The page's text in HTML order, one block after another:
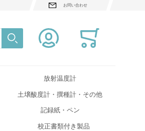
お問い合わせ
Close search
検索
放射温度計
土壌酸度計・撰種計・その他
記録紙・ペン
校正書類付き製品